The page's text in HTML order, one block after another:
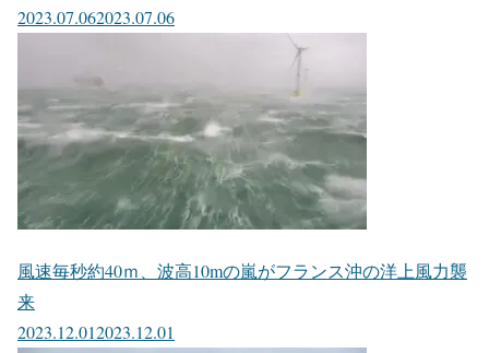
2023.07.062023.07.06
風速毎秒約40ｍ、波高10mの嵐がフランス沖の洋上風力襲
来
2023.12.012023.12.01